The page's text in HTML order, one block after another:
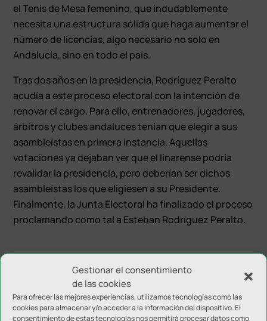
Gestionar el consentimiento
de las cookies
Para ofrecer las mejores experiencias, utilizamos tecnologías como las
cookies para almacenar y/o acceder a la información del dispositivo. El
consentimiento de estas tecnologías nos permitirá procesar datos como
el Tenis de Mesa femenino, que indudablemente
necesita una estructura sólida que haga aumentar el
número de licencias, algo necesario no solo en
Andalucía, sino en todo el país.
Tras dos años en la presidencia, Rodríguez Peralto
acudía a este proceso electoral con la intención de
renovar el cargo. Para ello, entrenadores, jugadores,
árbitros y clubes andaluces tenían que elegir a sus
asambleístas en primera instancia. Aquellas
votaciones ya dejaban ver que el linarense podría
revalidar la presidencia, pero deberían ser dichos
asambleístas los que eligiesen a su Presidente.
Finalmente, la Junta Electoral ha finalizado el proceso
proclamando como tal a Esteban Rodríguez Peralto.
Enviar comentario